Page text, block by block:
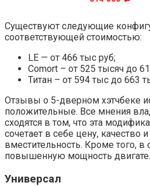
Существуют следующие
соответствующей стоимостью:
LE — от 466 тыс руб;
Comort – от 525 тысяч до
Титан – от 594 тыс до 663
Отзывы о 5-дверном хэтчбеке
положительные. Все мнения
сходятся в том, что эта
сочетает в себе цену, качество
вместительность. Кроме того, в
повышенную мощность
Универсал